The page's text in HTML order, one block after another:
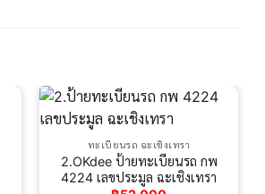
ทะเบียนรถ ฉะเชิงเทรา
2.OKdee ป้ายทะเบียนรถ กพ
4224 เลขประมูล ฉะเชิงเทรา